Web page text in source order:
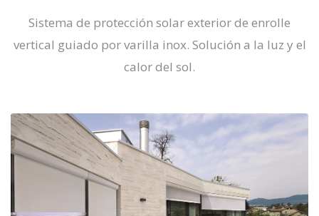
Sistema de protección solar exterior de enrolle
vertical guiado por varilla inox. Solución a la luz y el
calor del sol.